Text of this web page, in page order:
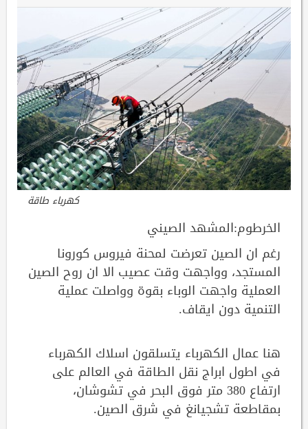
كهرباء طاقة
الخرطوم:المشهد الصيني
رغم ان الصين تعرضت لمحنة فيروس كورونا
المستجد، وواجهت وقت عصيب الا ان روح الصين
العملية واجهت الوباء بقوة وواصلت عملية
التنمية دون ايقاف.
هنا عمال الكهرباء يتسلقون اسلاك الكهرباء
في اطول ابراج نقل الطاقة في العالم على
ارتفاع 380 متر فوق البحر في تشوشان،
بمقاطعة تشجيانغ في شرق الصين.